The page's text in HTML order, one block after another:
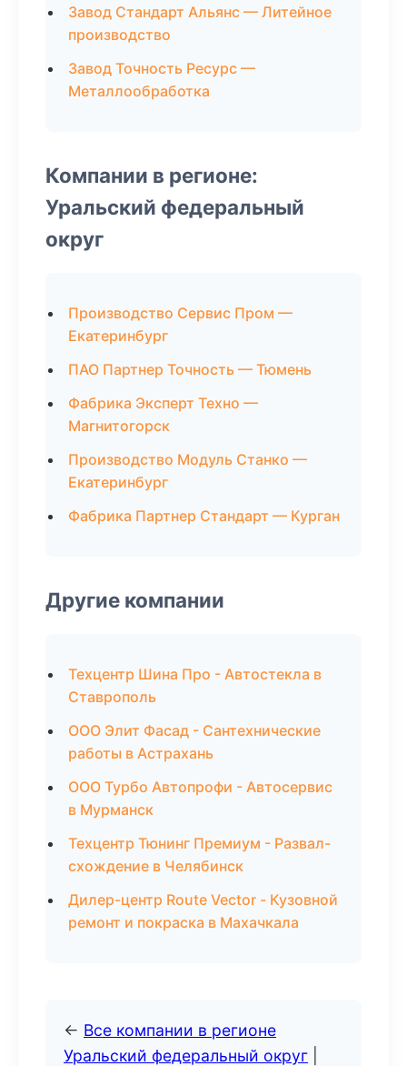
Завод Стандарт Альянс — Литейное
производство
Завод Точность Ресурс —
Металлообработка
Компании в регионе:
Уральский федеральный
округ
Производство Сервис Пром —
Екатеринбург
ПАО Партнер Точность — Тюмень
Фабрика Эксперт Техно —
Магнитогорск
Производство Модуль Станко —
Екатеринбург
Фабрика Партнер Стандарт — Курган
Другие компании
Техцентр Шина Про - Автостекла в
Ставрополь
ООО Элит Фасад - Сантехнические
работы в Астрахань
ООО Турбо Автопрофи - Автосервис
в Мурманск
Техцентр Тюнинг Премиум - Развал-
схождение в Челябинск
Дилер-центр Route Vector - Кузовной
ремонт и покраска в Махачкала
← Все компании в регионе
Уральский федеральный округ